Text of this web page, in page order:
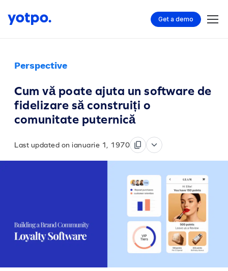
Get a demo
Perspective
Cum vă poate ajuta un software de
fidelizare să construiți o
comunitate puternică
Last updated on ianuarie 1, 1970